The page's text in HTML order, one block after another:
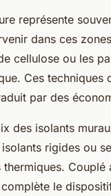
représente
dans ces
cellulose ou les
Ces techniques
par des
des isolants
rigides ou
Couplé
le